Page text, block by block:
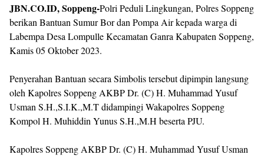
JBN.CO.ID, Soppeng-Polri Peduli Lingkungan, Polres Soppeng
berikan Bantuan Sumur Bor dan Pompa Air kepada warga di
Labempa Desa Lompulle Kecamatan Ganra Kabupaten Soppeng,
Kamis 05 Oktober 2023.
Penyerahan Bantuan secara Simbolis tersebut dipimpin langsung
oleh Kapolres Soppeng AKBP Dr. (C) H. Muhammad Yusuf
Usman S.H.,S.I.K.,M.T didampingi Wakapolres Soppeng
Kompol H. Muhiddin Yunus S.H.,M.H beserta PJU.
Kapolres Soppeng AKBP Dr. (C) H. Muhammad Yusuf Usman